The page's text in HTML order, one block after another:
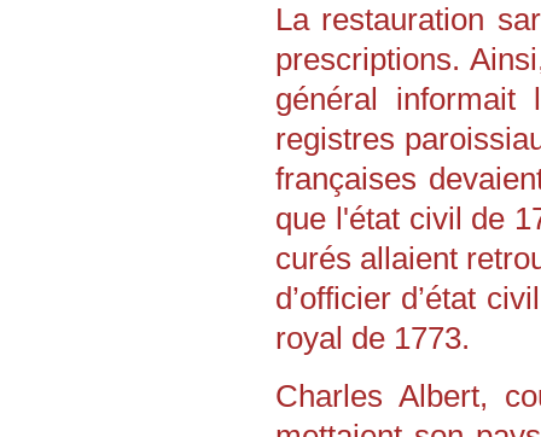
La restauration
prescriptions.
général informait
registres
françaises
que l'état civil de
curés allaient
d’officier d’état
royal de 1773.
Charles Albert,